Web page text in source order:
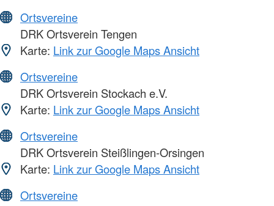
Ortsvereine
DRK Ortsverein Tengen
Karte: Link zur Google Maps Ansicht
Ortsvereine
DRK Ortsverein Stockach e.V.
Karte: Link zur Google Maps Ansicht
Ortsvereine
DRK Ortsverein Steißlingen-Orsingen
Karte: Link zur Google Maps Ansicht
Ortsvereine